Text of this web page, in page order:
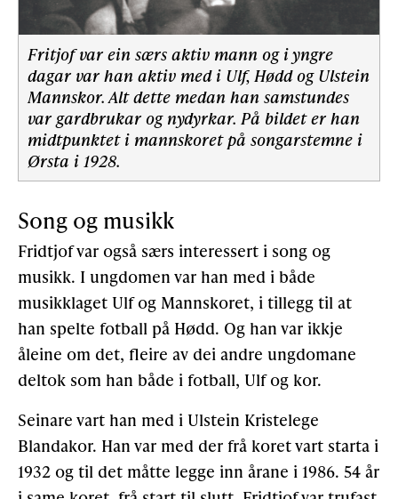
Fritjof var ein særs aktiv mann og i yngre
dagar var han aktiv med i Ulf, Hødd og Ulstein
Mannskor. Alt dette medan han samstundes
var gardbrukar og nydyrkar. På bildet er han
midtpunktet i mannskoret på songarstemne i
Ørsta i 1928.
Song og musikk
Fridtjof var også særs interessert i song og
musikk. I ungdomen var han med i både
musikklaget Ulf og Mannskoret, i tillegg til at
han spelte fotball på Hødd. Og han var ikkje
åleine om det, fleire av dei andre ungdomane
deltok som han både i fotball, Ulf og kor.
Seinare vart han med i Ulstein Kristelege
Blandakor. Han var med der frå koret vart starta i
1932 og til det måtte legge inn årane i 1986. 54 år